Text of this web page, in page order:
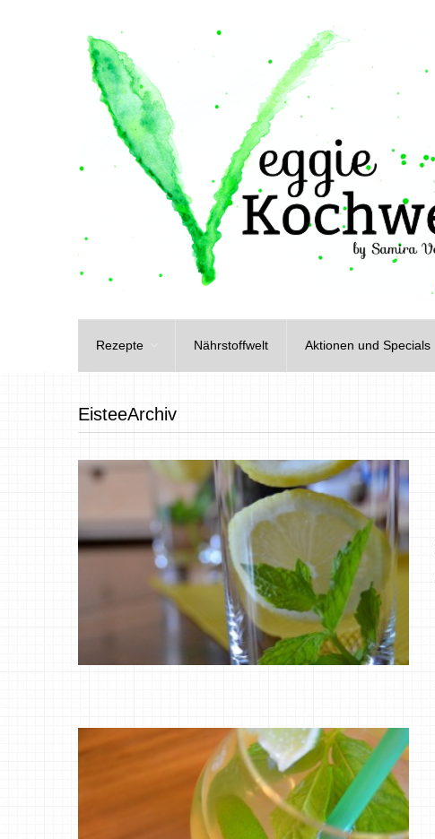
Rezepte Nährstoffwelt Aktionen und Specials
EisteeArchiv